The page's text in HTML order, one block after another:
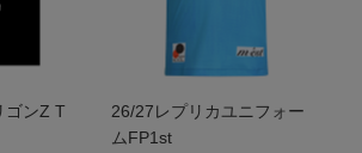
ンZ T
26/27レプリカユニフォー
ムFP1st